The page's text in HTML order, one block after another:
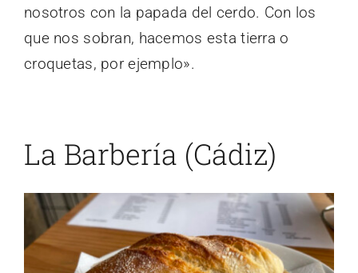
nosotros con la papada del cerdo. Con los
que nos sobran, hacemos esta tierra o
croquetas, por ejemplo».
La Barbería (Cádiz)